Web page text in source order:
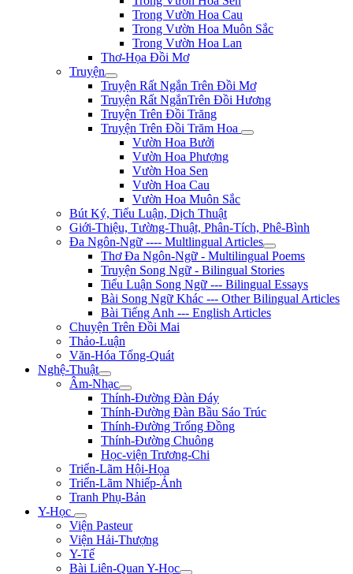
Trong Vườn Hoa Cau
Trong Vườn Hoa Muôn Sắc
Trong Vườn Hoa Lan
Thơ-Họa Đồi Mơ
Truyện
Truyện Rất Ngắn Trên Đồi Mơ
Truyện Rất NgắnTrên Đồi Hương
Truyện Trên Đồi Trăng
Truyện Trên Đồi Trăm Hoa
Vườn Hoa Bưởi
Vườn Hoa Phượng
Vườn Hoa Sen
Vườn Hoa Cau
Vườn Hoa Muôn Sắc
Bút Ký, Tiểu Luận, Dịch Thuật
Giới-Thiệu, Tường-Thuật, Phân-Tích, Phê-Bình
Đa Ngôn-Ngữ ---- Multlingual Articles
Thơ Đa Ngôn-Ngữ - Multilingual Poems
Truyện Song Ngữ - Bilingual Stories
Tiểu Luận Song Ngữ --- Bilingual Essays
Bài Song Ngữ Khác --- Other Bilingual Articles
Bài Tiếng Anh --- English Articles
Chuyện Trên Đồi Mai
Thảo-Luận
Văn-Hóa Tổng-Quát
Nghệ-Thuật
Âm-Nhạc
Thính-Đường Đàn Đáy
Thính-Đường Đàn Bầu Sáo Trúc
Thính-Đường Trống Đồng
Thính-Đường Chuông
Học-viện Trương-Chi
Triển-Lãm Hội-Họa
Triển-Lãm Nhiếp-Ảnh
Tranh Phụ-Bản
Y-Học
Viện Pasteur
Viện Hải-Thượng
Y-Tế
Bài Liên-Quan Y-Học